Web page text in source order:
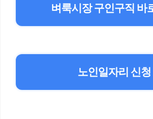
벼룩시장 구인구직 바
노인일자리 신청